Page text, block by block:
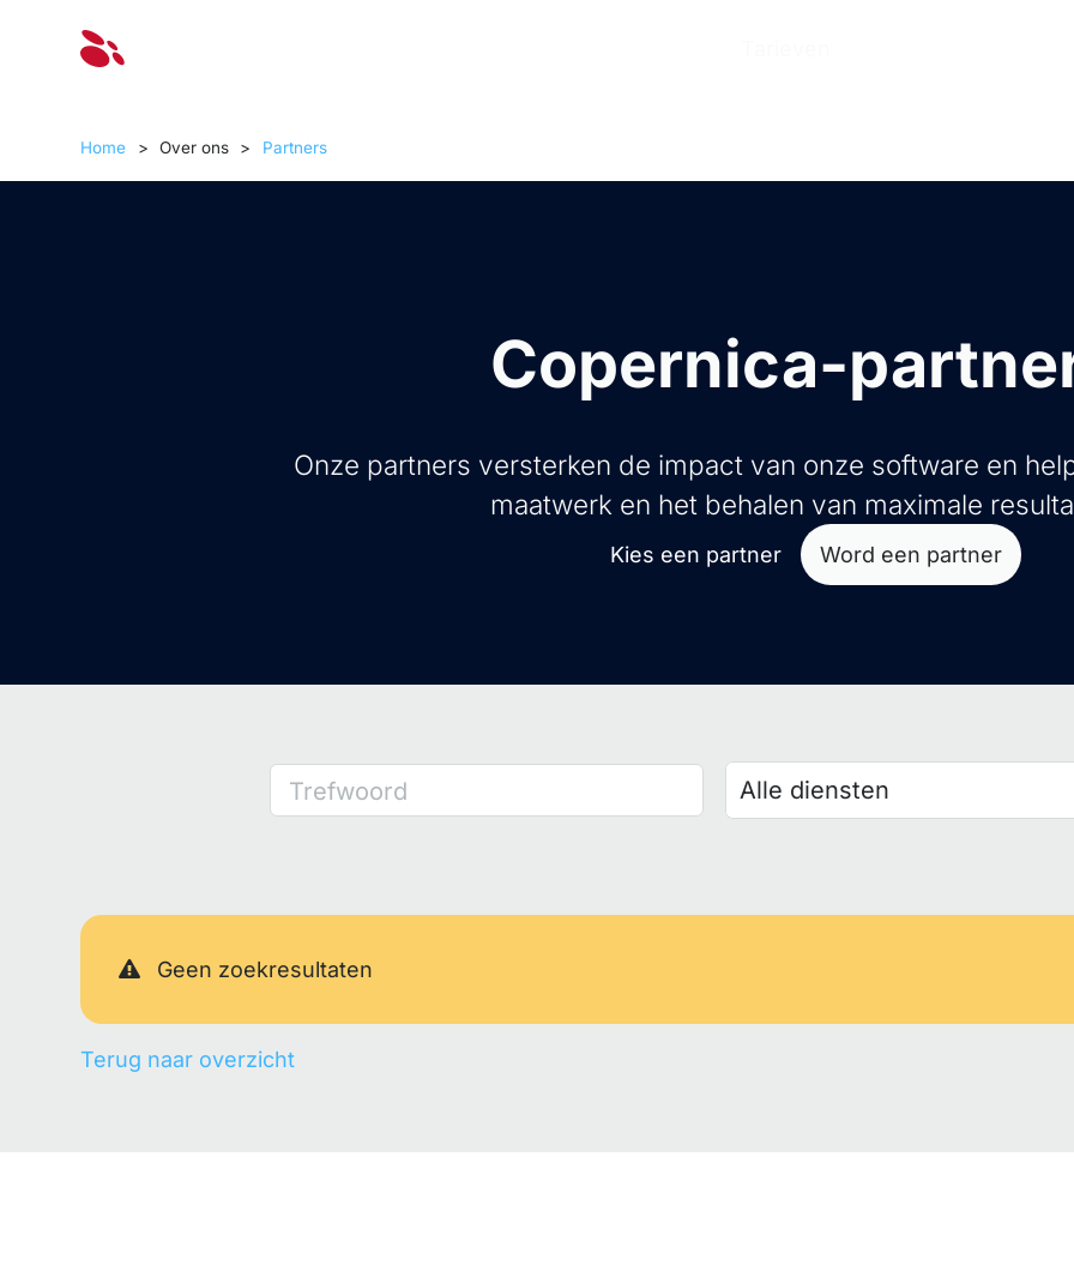
Home > Over ons > Partners
Copernica-
Onze partners versterken de impact van onze software en
maatwerk en het behalen van maximale
Kies een partner Word een partner
Trefwoord
Geen zoekresultaten
Terug naar overzicht